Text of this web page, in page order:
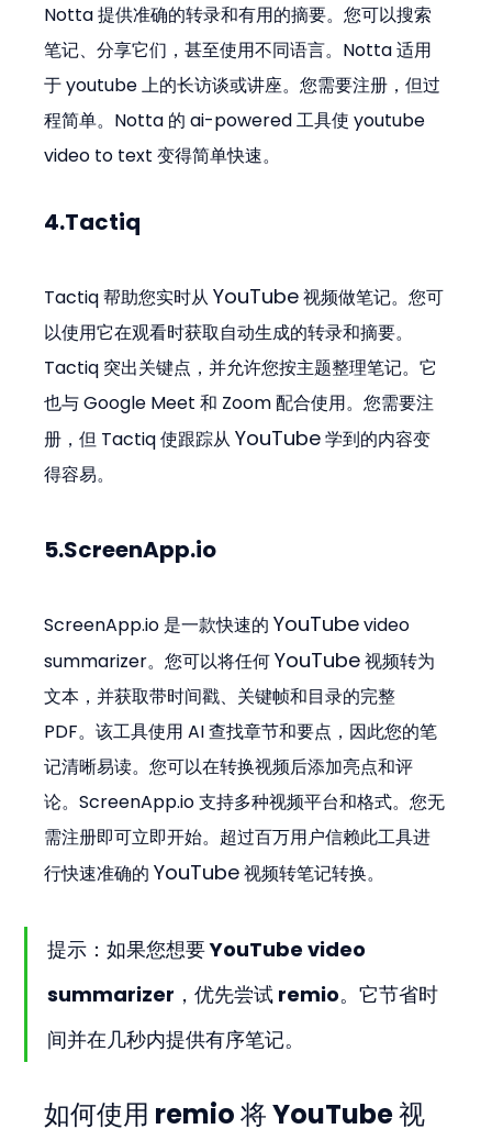
Notta 提供准确的转录和有用的摘要。您可以搜索
笔记、分享它们，甚至使用不同语言。Notta 适用
于 youtube 上的长访谈或讲座。您需要注册，但过
程简单。Notta 的 ai-powered 工具使 youtube
video to text 变得简单快速。
4.Tactiq
Tactiq 帮助您实时从 YouTube 视频做笔记。您可
以使用它在观看时获取自动生成的转录和摘要。
Tactiq 突出关键点，并允许您按主题整理笔记。它
也与 Google Meet 和 Zoom 配合使用。您需要注
册，但 Tactiq 使跟踪从 YouTube 学到的内容变
得容易。
5.ScreenApp.io
ScreenApp.io 是一款快速的 YouTube video
summarizer。您可以将任何 YouTube 视频转为
文本，并获取带时间戳、关键帧和目录的完整
PDF。该工具使用 AI 查找章节和要点，因此您的笔
记清晰易读。您可以在转换视频后添加亮点和评
论。ScreenApp.io 支持多种视频平台和格式。您无
需注册即可立即开始。超过百万用户信赖此工具进
行快速准确的 YouTube 视频转笔记转换。
提示：如果您想要 YouTube video
summarizer，优先尝试 remio。它节省时
间并在几秒内提供有序笔记。
如何使用 remio 将 YouTube 视